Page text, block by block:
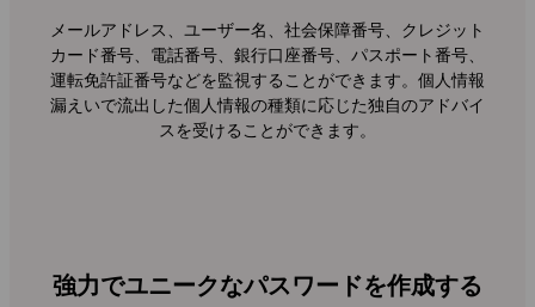
メールアドレス、ユーザー名、社会保障番号、クレジット
カード番号、電話番号、銀行口座番号、パスポート番号、
運転免許証番号などを監視することができます。個人情報
漏えいで流出した個人情報の種類に応じた独自のアドバイ
スを受けることができます。
強力でユニークなパスワードを作成する